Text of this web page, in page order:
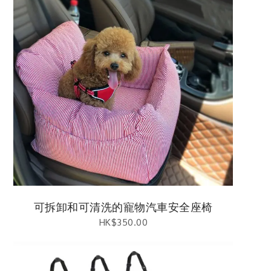
可拆卸和可清洗的寵物汽車安全座椅
HK$350.00